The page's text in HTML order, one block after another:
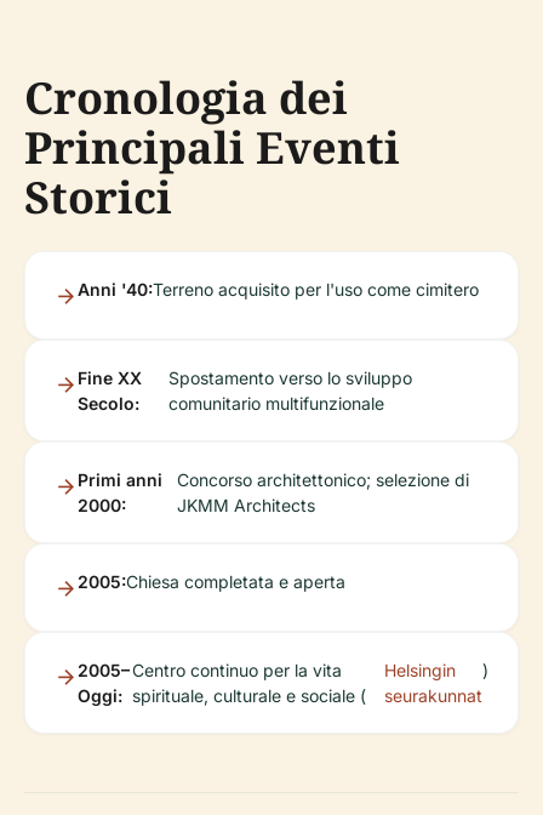
Cronologia dei
Principali Eventi
Storici
Anni '40:Terreno acquisito per l'uso come cimitero
Fine XX
Secolo:
Spostamento verso lo sviluppo
comunitario multifunzionale
Primi anni
2000:
Concorso architettonico; selezione di
JKMM Architects
2005:Chiesa completata e aperta
2005–
Oggi:
Centro continuo per la vita
spirituale, culturale e sociale (
Helsingin
seurakunnat
)